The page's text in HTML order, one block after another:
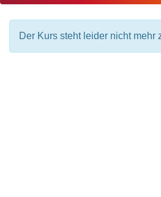
Der Kurs steht leider nicht mehr